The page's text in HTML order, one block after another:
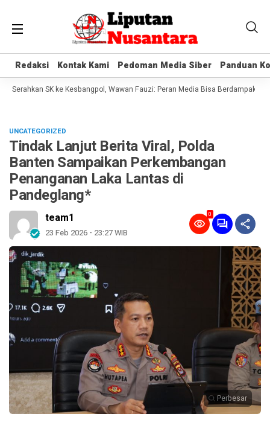
Redaksi Kontak Kami Pedoman Media Siber Panduan
Redaksi Kontak Kami Pedoman Media Siber Panduan
Serahkan SK ke Kesbangpol, Wawan Fauzi: Peran Media Bisa Berdampak
UNCATEGORIZED
Tindak Lanjut Berita Viral, Polda
Banten Sampaikan Perkembangan
Penanganan Laka Lantas di
Pandeglang*
team1
23 Feb 2026 - 23:27 WIB
0
Perbesar